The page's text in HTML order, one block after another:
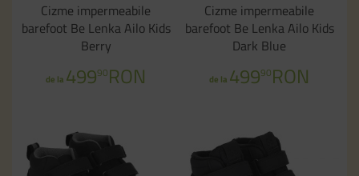
Cizme impermeabile
barefoot Be Lenka Ailo Kids
Berry
de la 49990RON
Cizme impermeabile
barefoot Be Lenka Ailo Kids
Dark Blue
de la 49990RON